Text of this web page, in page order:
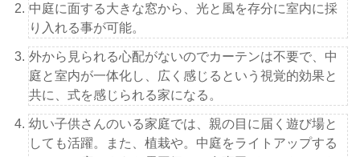
中庭に面する大きな窓から、光と風を存分に室内に採
り入れる事が可能。
外から見られる心配がないのでカーテンは不要で、中
庭と室内が一体化し、広く感じるという視覚的効果と
共に、式を感じられる家になる。
幼い子供さんのいる家庭では、親の目に届く遊び場と
しても活躍。また、植栽や。中庭をライトアップする